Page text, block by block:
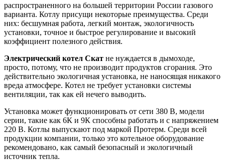
распространенного на большей территории России газового
варианта. Котлу присущи некоторые преимущества. Среди
них: бесшумная работа, легкий монтаж, экологичность
установки, точное и быстрое регулирование и высокий
коэффициент полезного действия.
Электрический котел Скат не нуждается в дымоходе,
просто, потому, что не производит продуктов сгорания. Это
действительно экологичная установка, не наносящая никакого
вреда атмосфере. Котел не требует установки системы
вентиляции, так как ей нечего выводить.
Установка может функционировать от сети 380 В, модели
серии, такие как 6К и 9К способны работать и с напряжением
220 В. Котлы выпускают под маркой Протерм. Среди всей
продукции компании, только это котельное оборудование
рекомендовано, как самый безопасный и экологичный
источник тепла.